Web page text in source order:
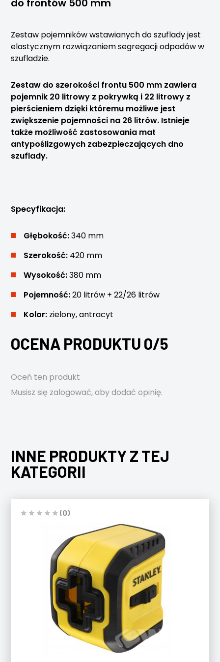
do frontów 500 mm
Zestaw pojemników wstawianych do szuflady jest
elastycznym rozwiązaniem segregacji odpadów w
szufladzie.
Zestaw do szerokości frontu 500 mm zawiera
pojemnik 20 litrowy z pokrywką i 22 litrowy z
pierścieniem dzięki któremu możliwe jest
zwiększenie pojemności na 26 litrów. Istnieje
także możliwość zastosowania mat
antypoślizgowych zabezpieczających dno
szuflady.
Specyfikacja:
Głębokość:340 mm
Szerokość: 420 mm
Wysokość:380 mm
Pojemność:20 litrów + 22/26 litrów
Kolor: zielony, antracyt
OCENA PRODUKTU 0/5
Oceń ten produkt
Musisz się zalogować, aby dodać opinię.
INNE PRODUKTY Z TEJ
KATEGORII
(0)